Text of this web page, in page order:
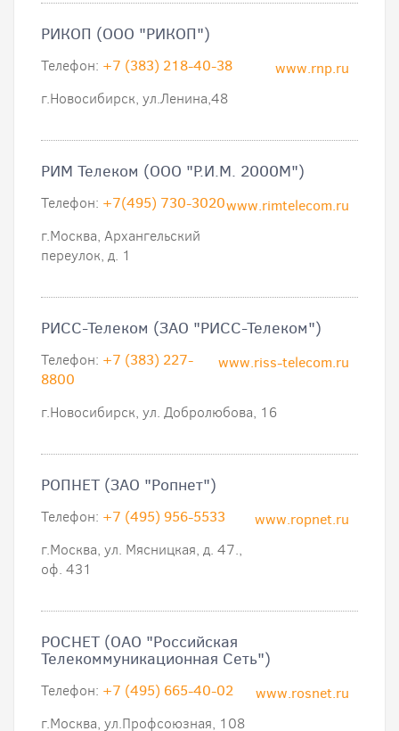
РИКОП (ООО "РИКОП")
www.rnp.ru
Телефон: +7 (383) 218-40-38
г.Новосибирск, ул.Ленина,48
РИМ Телеком (ООО "Р.И.М. 2000М")
www.rimtelecom.ru
Телефон: +7(495) 730-3020
г.Москва, Архангельский
переулок, д. 1
РИСС-Телеком (ЗАО "РИСС-Телеком")
www.riss-telecom.ru
Телефон: +7 (383) 227-
8800
г.Новосибирск, ул. Добролюбова, 16
РОПНЕТ (ЗАО "Ропнет")
www.ropnet.ru
Телефон: +7 (495) 956-5533
г.Москва, ул. Мясницкая, д. 47.,
оф. 431
РОСНЕТ (ОАО "Российская
Телекоммуникационная Сеть")
www.rosnet.ru
Телефон: +7 (495) 665-40-02
г.Москва, ул.Профсоюзная, 108